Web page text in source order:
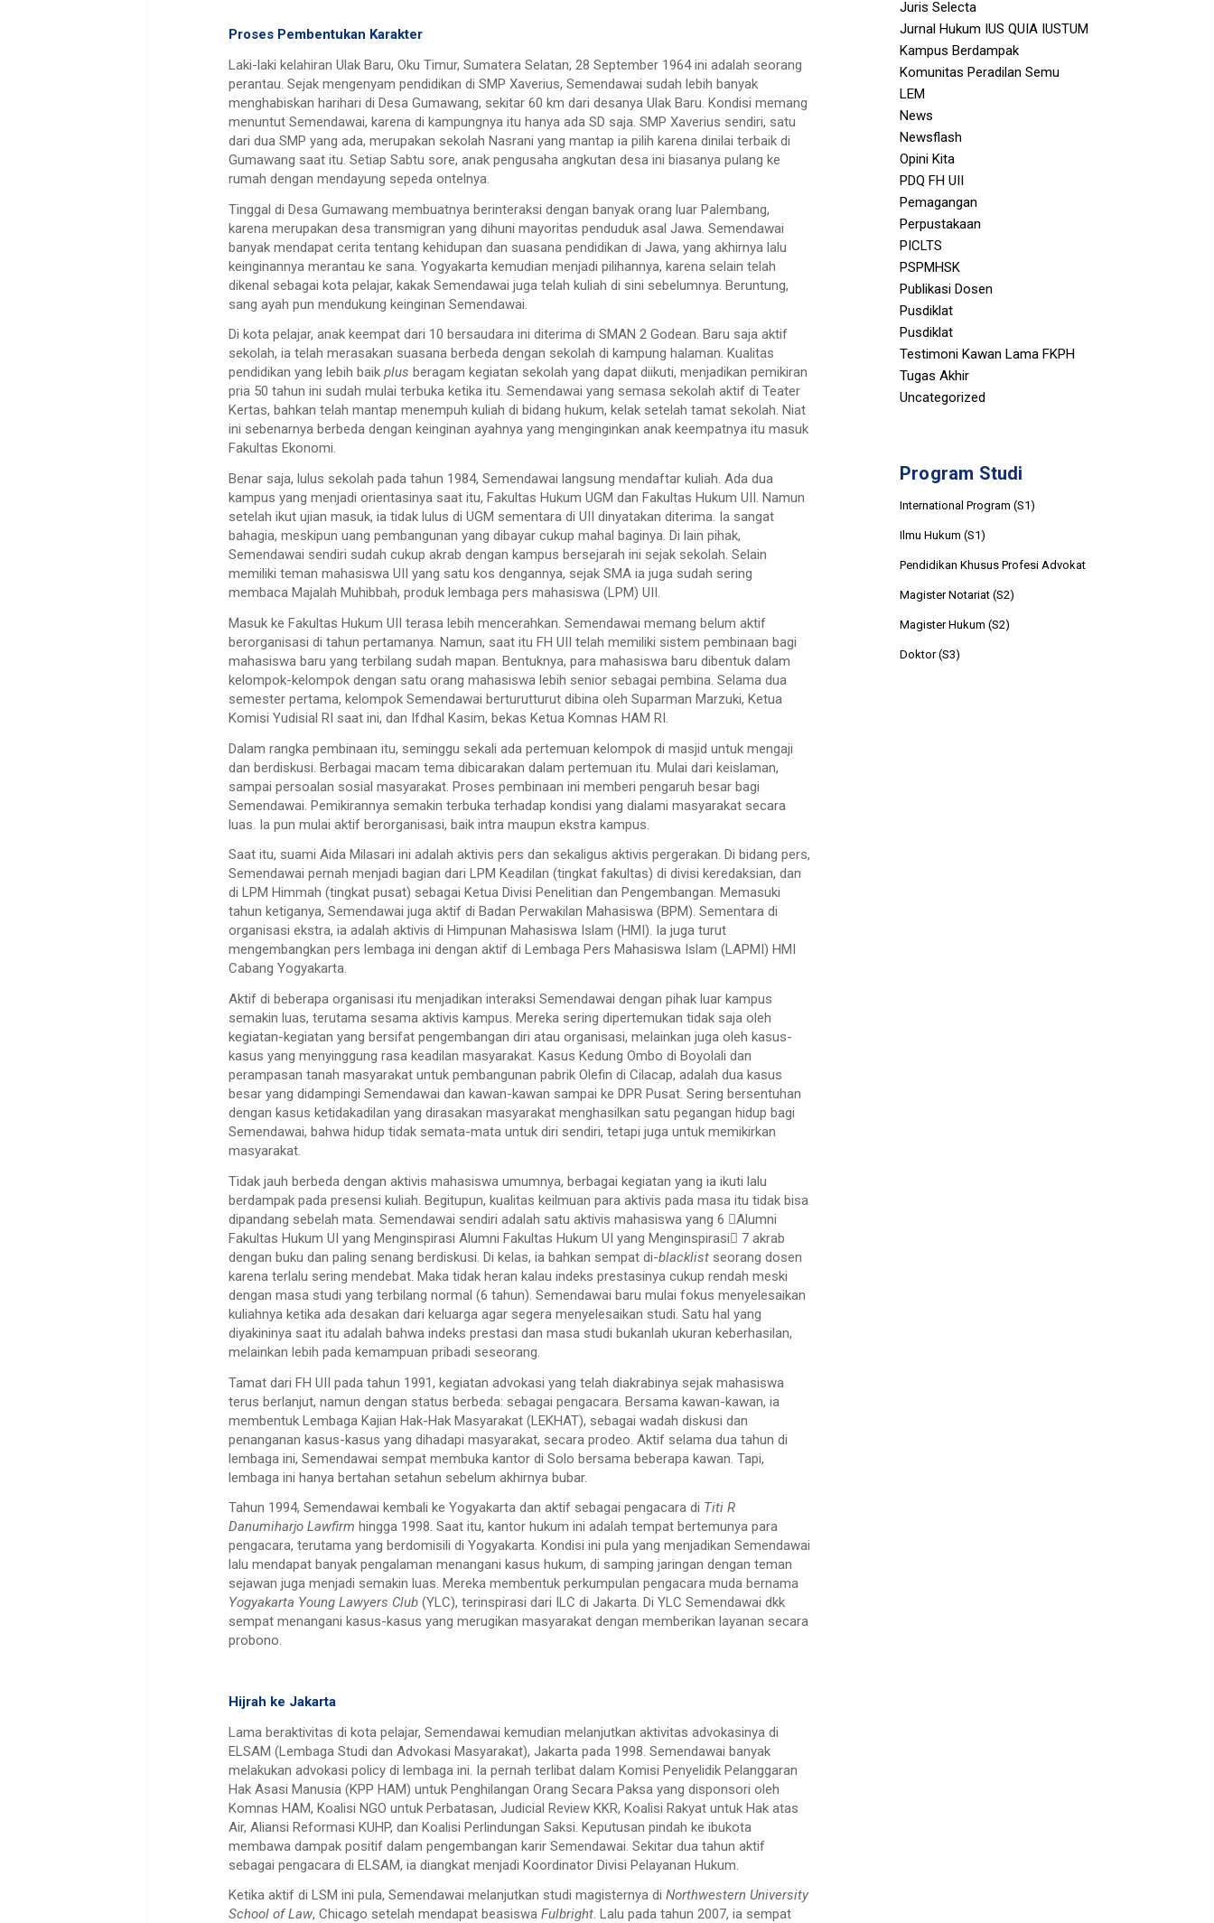
Proses Pembentukan Karakter
Laki-laki kelahiran Ulak Baru, Oku Timur, Sumatera Selatan, 28 September 1964 ini adalah seorang
perantau. Sejak mengenyam pendidikan di SMP Xaverius, Semendawai sudah lebih banyak
menghabiskan harihari di Desa Gumawang, sekitar 60 km dari desanya Ulak Baru. Kondisi memang
menuntut Semendawai, karena di kampungnya itu hanya ada SD saja. SMP Xaverius sendiri, satu
dari dua SMP yang ada, merupakan sekolah Nasrani yang mantap ia pilih karena dinilai terbaik di
Gumawang saat itu. Setiap Sabtu sore, anak pengusaha angkutan desa ini biasanya pulang ke
rumah dengan mendayung sepeda ontelnya.
Tinggal di Desa Gumawang membuatnya berinteraksi dengan banyak orang luar Palembang,
karena merupakan desa transmigran yang dihuni mayoritas penduduk asal Jawa. Semendawai
banyak mendapat cerita tentang kehidupan dan suasana pendidikan di Jawa, yang akhirnya lalu
keinginannya merantau ke sana. Yogyakarta kemudian menjadi pilihannya, karena selain telah
dikenal sebagai kota pelajar, kakak Semendawai juga telah kuliah di sini sebelumnya. Beruntung,
sang ayah pun mendukung keinginan Semendawai.
Di kota pelajar, anak keempat dari 10 bersaudara ini diterima di SMAN 2 Godean. Baru saja aktif
sekolah, ia telah merasakan suasana berbeda dengan sekolah di kampung halaman. Kualitas
pendidikan yang lebih baik plus beragam kegiatan sekolah yang dapat diikuti, menjadikan pemikiran
pria 50 tahun ini sudah mulai terbuka ketika itu. Semendawai yang semasa sekolah aktif di Teater
Kertas, bahkan telah mantap menempuh kuliah di bidang hukum, kelak setelah tamat sekolah. Niat
ini sebenarnya berbeda dengan keinginan ayahnya yang menginginkan anak keempatnya itu masuk
Fakultas Ekonomi.
Benar saja, lulus sekolah pada tahun 1984, Semendawai langsung mendaftar kuliah. Ada dua
kampus yang menjadi orientasinya saat itu, Fakultas Hukum UGM dan Fakultas Hukum UII. Namun
setelah ikut ujian masuk, ia tidak lulus di UGM sementara di UII dinyatakan diterima. Ia sangat
bahagia, meskipun uang pembangunan yang dibayar cukup mahal baginya. Di lain pihak,
Semendawai sendiri sudah cukup akrab dengan kampus bersejarah ini sejak sekolah. Selain
memiliki teman mahasiswa UII yang satu kos dengannya, sejak SMA ia juga sudah sering
membaca Majalah Muhibbah, produk lembaga pers mahasiswa (LPM) UII.
Masuk ke Fakultas Hukum UII terasa lebih mencerahkan. Semendawai memang belum aktif
berorganisasi di tahun pertamanya. Namun, saat itu FH UII telah memiliki sistem pembinaan bagi
mahasiswa baru yang terbilang sudah mapan. Bentuknya, para mahasiswa baru dibentuk dalam
kelompok-kelompok dengan satu orang mahasiswa lebih senior sebagai pembina. Selama dua
semester pertama, kelompok Semendawai berturutturut dibina oleh Suparman Marzuki, Ketua
Komisi Yudisial RI saat ini, dan Ifdhal Kasim, bekas Ketua Komnas HAM RI.
Dalam rangka pembinaan itu, seminggu sekali ada pertemuan kelompok di masjid untuk mengaji
dan berdiskusi. Berbagai macam tema dibicarakan dalam pertemuan itu. Mulai dari keislaman,
sampai persoalan sosial masyarakat. Proses pembinaan ini memberi pengaruh besar bagi
Semendawai. Pemikirannya semakin terbuka terhadap kondisi yang dialami masyarakat secara
luas. Ia pun mulai aktif berorganisasi, baik intra maupun ekstra kampus.
Saat itu, suami Aida Milasari ini adalah aktivis pers dan sekaligus aktivis pergerakan. Di bidang pers,
Semendawai pernah menjadi bagian dari LPM Keadilan (tingkat fakultas) di divisi keredaksian, dan
di LPM Himmah (tingkat pusat) sebagai Ketua Divisi Penelitian dan Pengembangan. Memasuki
tahun ketiganya, Semendawai juga aktif di Badan Perwakilan Mahasiswa (BPM). Sementara di
organisasi ekstra, ia adalah aktivis di Himpunan Mahasiswa Islam (HMI). Ia juga turut
mengembangkan pers lembaga ini dengan aktif di Lembaga Pers Mahasiswa Islam (LAPMI) HMI
Cabang Yogyakarta.
Aktif di beberapa organisasi itu menjadikan interaksi Semendawai dengan pihak luar kampus
semakin luas, terutama sesama aktivis kampus. Mereka sering dipertemukan tidak saja oleh
kegiatan-kegiatan yang bersifat pengembangan diri atau organisasi, melainkan juga oleh kasus-
kasus yang menyinggung rasa keadilan masyarakat. Kasus Kedung Ombo di Boyolali dan
perampasan tanah masyarakat untuk pembangunan pabrik Olefin di Cilacap, adalah dua kasus
besar yang didampingi Semendawai dan kawan-kawan sampai ke DPR Pusat. Sering bersentuhan
dengan kasus ketidakadilan yang dirasakan masyarakat menghasilkan satu pegangan hidup bagi
Semendawai, bahwa hidup tidak semata-mata untuk diri sendiri, tetapi juga untuk memikirkan
masyarakat.
Tidak jauh berbeda dengan aktivis mahasiswa umumnya, berbagai kegiatan yang ia ikuti lalu
berdampak pada presensi kuliah. Begitupun, kualitas keilmuan para aktivis pada masa itu tidak bisa
dipandang sebelah mata. Semendawai sendiri adalah satu aktivis mahasiswa yang 6 Alumni
Fakultas Hukum UI yang Menginspirasi Alumni Fakultas Hukum UI yang Menginspirasi 7 akrab
dengan buku dan paling senang berdiskusi. Di kelas, ia bahkan sempat di-blacklist seorang dosen
karena terlalu sering mendebat. Maka tidak heran kalau indeks prestasinya cukup rendah meski
dengan masa studi yang terbilang normal (6 tahun). Semendawai baru mulai fokus menyelesaikan
kuliahnya ketika ada desakan dari keluarga agar segera menyelesaikan studi. Satu hal yang
diyakininya saat itu adalah bahwa indeks prestasi dan masa studi bukanlah ukuran keberhasilan,
melainkan lebih pada kemampuan pribadi seseorang.
Tamat dari FH UII pada tahun 1991, kegiatan advokasi yang telah diakrabinya sejak mahasiswa
terus berlanjut, namun dengan status berbeda: sebagai pengacara. Bersama kawan-kawan, ia
membentuk Lembaga Kajian Hak-Hak Masyarakat (LEKHAT), sebagai wadah diskusi dan
penanganan kasus-kasus yang dihadapi masyarakat, secara prodeo. Aktif selama dua tahun di
lembaga ini, Semendawai sempat membuka kantor di Solo bersama beberapa kawan. Tapi,
lembaga ini hanya bertahan setahun sebelum akhirnya bubar.
Tahun 1994, Semendawai kembali ke Yogyakarta dan aktif sebagai pengacara di Titi R
Danumiharjo Lawfirm hingga 1998. Saat itu, kantor hukum ini adalah tempat bertemunya para
pengacara, terutama yang berdomisili di Yogyakarta. Kondisi ini pula yang menjadikan Semendawai
lalu mendapat banyak pengalaman menangani kasus hukum, di samping jaringan dengan teman
sejawan juga menjadi semakin luas. Mereka membentuk perkumpulan pengacara muda bernama
Yogyakarta Young Lawyers Club (YLC), terinspirasi dari ILC di Jakarta. Di YLC Semendawai dkk
sempat menangani kasus-kasus yang merugikan masyarakat dengan memberikan layanan secara
probono.
Hijrah ke Jakarta
Lama beraktivitas di kota pelajar, Semendawai kemudian melanjutkan aktivitas advokasinya di
ELSAM (Lembaga Studi dan Advokasi Masyarakat), Jakarta pada 1998. Semendawai banyak
melakukan advokasi policy di lembaga ini. Ia pernah terlibat dalam Komisi Penyelidik Pelanggaran
Hak Asasi Manusia (KPP HAM) untuk Penghilangan Orang Secara Paksa yang disponsori oleh
Komnas HAM, Koalisi NGO untuk Perbatasan, Judicial Review KKR, Koalisi Rakyat untuk Hak atas
Air, Aliansi Reformasi KUHP, dan Koalisi Perlindungan Saksi. Keputusan pindah ke ibukota
membawa dampak positif dalam pengembangan karir Semendawai. Sekitar dua tahun aktif
sebagai pengacara di ELSAM, ia diangkat menjadi Koordinator Divisi Pelayanan Hukum.
Ketika aktif di LSM ini pula, Semendawai melanjutkan studi magisternya di Northwestern University
School of Law, Chicago setelah mendapat beasiswa Fulbright. Lalu pada tahun 2007, ia sempat
Juris Selecta
Jurnal Hukum IUS QUIA IUSTUM
Kampus Berdampak
Komunitas Peradilan Semu
LEM
News
Newsflash
Opini Kita
PDQ FH UII
Pemagangan
Perpustakaan
PICLTS
PSPMHSK
Publikasi Dosen
Pusdiklat
Pusdiklat
Testimoni Kawan Lama FKPH
Tugas Akhir
Uncategorized
Program Studi
International Program (S1)
Ilmu Hukum (S1)
Pendidikan Khusus Profesi Advokat
Magister Notariat (S2)
Magister Hukum (S2)
Doktor (S3)